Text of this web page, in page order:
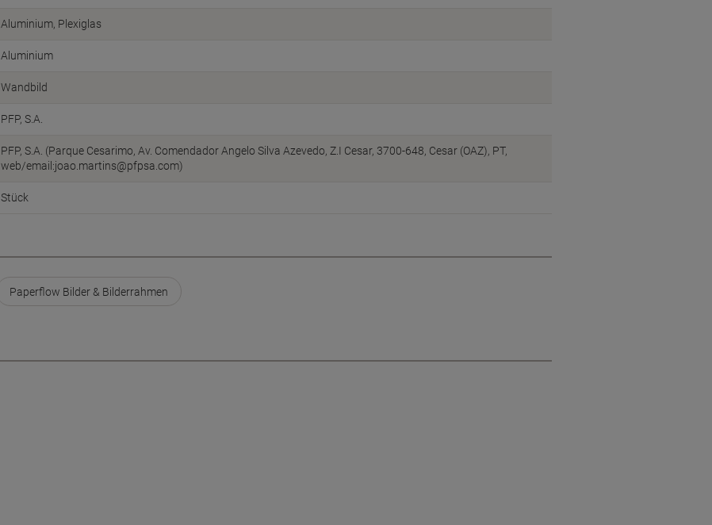
Aluminium, Plexiglas
Aluminium
Wandbild
PFP, S.A.
PFP, S.A. (Parque Cesarimo, Av. Comendador Angelo Silva Azevedo, Z.I Cesar, 3700-648, Cesar (OAZ), PT,
web/email:joao.martins@pfpsa.com)
Stück
Paperflow Bilder & Bilderrahmen